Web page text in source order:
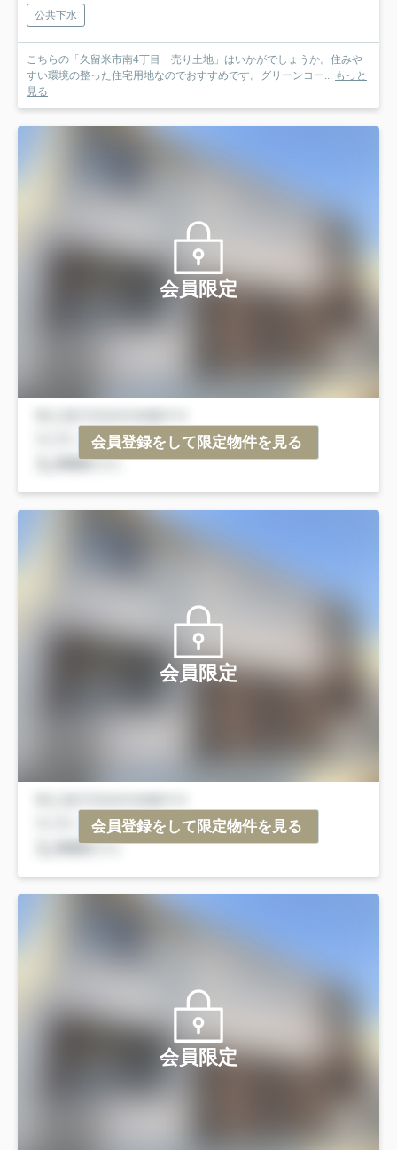
公共下水
こちらの「久留米市南4丁目 売り土地」はいかがでしょうか。住みや
すい環境の整った住宅用地なのでおすすめです。グリーンコー... もっと
見る
会員限定
会員登録をして限定物件を見る
会員限定
会員登録をして限定物件を見る
会員限定